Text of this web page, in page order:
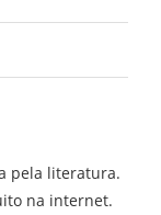
pela literatura.
na internet.